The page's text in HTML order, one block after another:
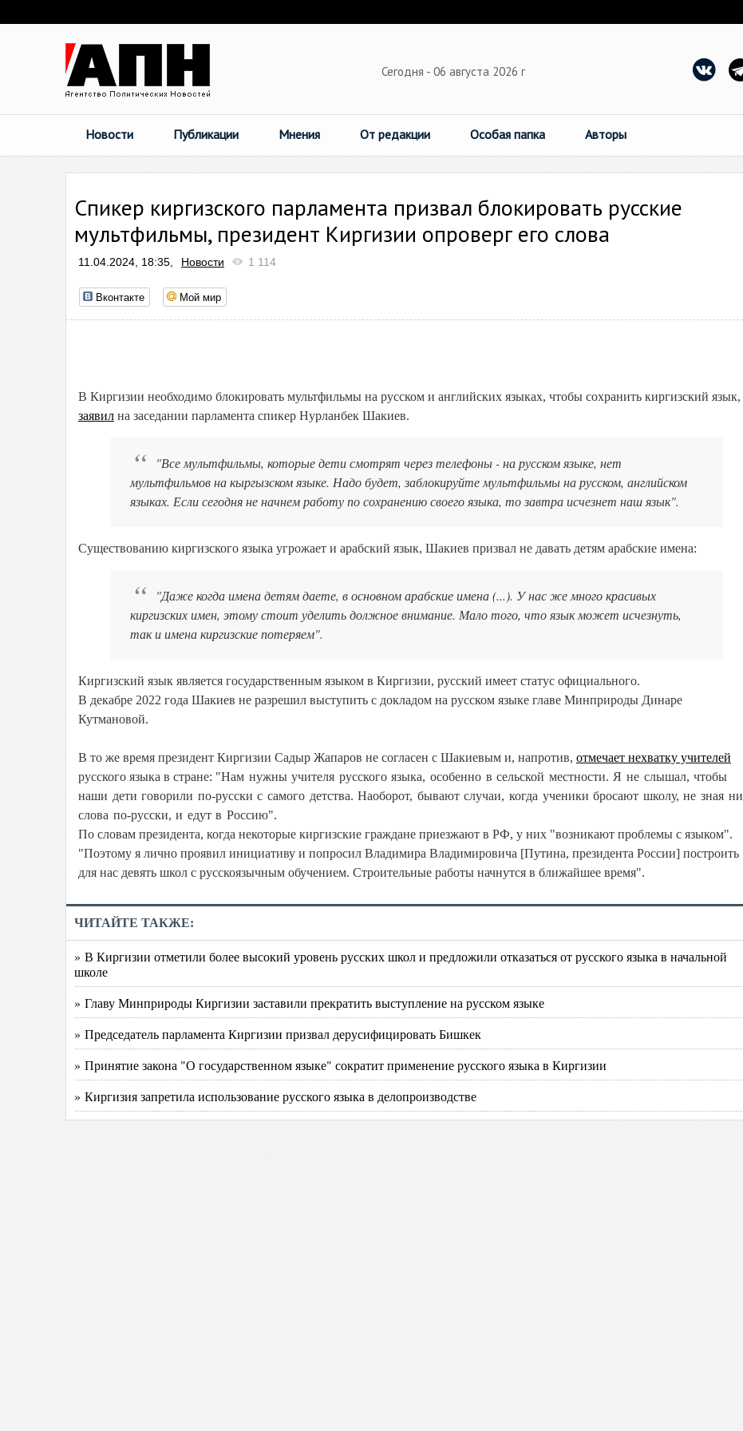
Сегодня - 06 августа 2026 г
Новости Публикации Мнения От редакции Особая папка Авторы
Спикер киргизского парламента призвал блокировать русские
мультфильмы, президент Киргизии опроверг его слова
11.04.2024, 18:35, Новости 1 114
Вконтакте Мой мир
В Киргизии необходимо блокировать мультфильмы на русском и английских языках, чтобы сохранить киргизский язык,
заявил на заседании парламента спикер Нурланбек Шакиев.
"Все мультфильмы, которые дети смотрят через телефоны - на русском языке, нет
мультфильмов на кыргызском языке. Надо будет, заблокируйте мультфильмы на русском, английском
языках. Если сегодня не начнем работу по сохранению своего языка, то завтра исчезнет наш язык".
Существованию киргизского языка угрожает и арабский язык, Шакиев призвал не давать детям арабские имена:
"Даже когда имена детям даете, в основном арабские имена (...). У нас же много красивых
киргизских имен, этому стоит уделить должное внимание. Мало того, что язык может исчезнуть,
так и имена киргизские потеряем".
Киргизский язык является государственным языком в Киргизии, русский имеет статус официального.
В декабре 2022 года Шакиев не разрешил выступить с докладом на русском языке главе Минприроды Динаре
Кутмановой.
В то же время президент Киргизии Садыр Жапаров не согласен с Шакиевым и, напротив, отмечает нехватку учителей
русского языка в стране: "Нам нужны учителя русского языка, особенно в сельской местности. Я не слышал, чтобы
наши дети говорили по-русски с самого детства. Наоборот, бывают случаи, когда ученики бросают школу, не зная ни
слова по-русски, и едут в Россию".
По словам президента, когда некоторые киргизские граждане приезжают в РФ, у них "возникают проблемы с языком".
"Поэтому я лично проявил инициативу и попросил Владимира Владимировича [Путина, президента России] построить
для нас девять школ с русскоязычным обучением. Строительные работы начнутся в ближайшее время".
ЧИТАЙТЕ ТАКЖЕ:
» В Киргизии отметили более высокий уровень русских школ и предложили отказаться от русского языка в начальной
школе
» Главу Минприроды Киргизии заставили прекратить выступление на русском языке
» Председатель парламента Киргизии призвал дерусифицировать Бишкек
» Принятие закона "О государственном языке" сократит применение русского языка в Киргизии
» Киргизия запретила использование русского языка в делопроизводстве